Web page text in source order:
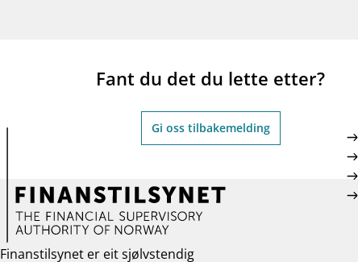
Fant du det du lette etter?
Gi oss tilbakemelding
Finanstilsynet er eit sjølvstendig